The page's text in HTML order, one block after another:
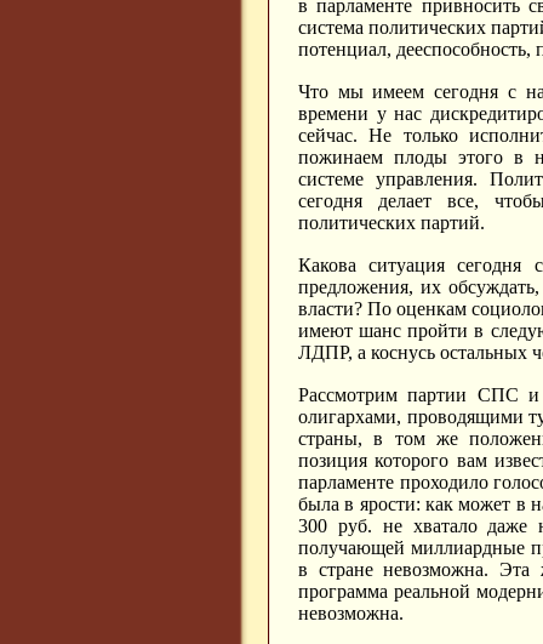
в парламенте привносить
система политических
потенциал, дееспособность,
Что мы имеем сегодня с
времени у нас
сейчас. Не только
пожинаем плоды этого в
системе управления.
сегодня делает все,
политических партий.
Какова ситуация
предложения, их
власти? По оценкам
имеют шанс пройти в
ЛДПР, а коснусь остальных
Рассмотрим партии СПС и
олигархами, проводящими
страны, в том же
позиция которого вам
парламенте проходило
была в ярости: как может в
300 руб. не хватало даже
получающей миллиардные
в стране невозможна. Эта
программа реальной
невозможна.